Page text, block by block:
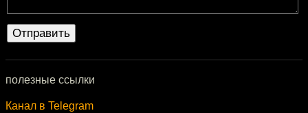
полезные ссылки
Канал в Telegram